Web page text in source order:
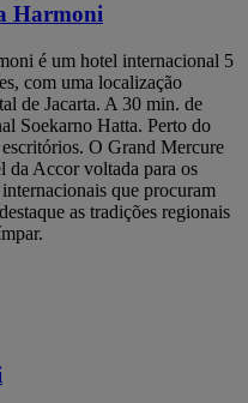
Harmoni
é um hotel internacional 5
com uma localização
de Jacarta. A 30 min. de
Soekarno Hatta. Perto do
O Grand Mercure
da Accor voltada para os
que procuram
as tradições regionais